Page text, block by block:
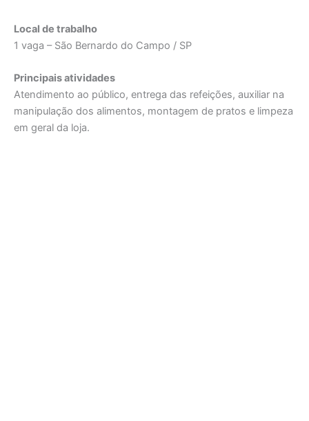
Local de trabalho
1 vaga – São Bernardo do Campo / SP
Principais atividades
Atendimento ao público, entrega das refeições, auxiliar na
manipulação dos alimentos, montagem de pratos e limpeza
em geral da loja.